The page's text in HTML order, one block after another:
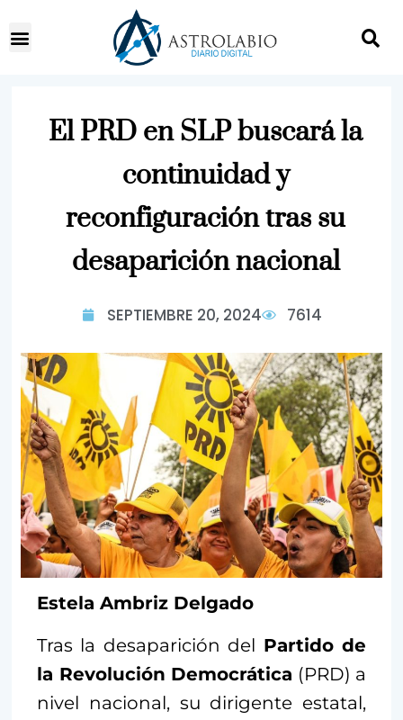
El PRD en SLP buscará la
continuidad y
reconfiguración tras su
desaparición nacional
SEPTIEMBRE 20, 2024 7614
Estela Ambriz Delgado
Tras la desaparición del Partido de
la Revolución Democrática (PRD) a
nivel nacional, su dirigente estatal,